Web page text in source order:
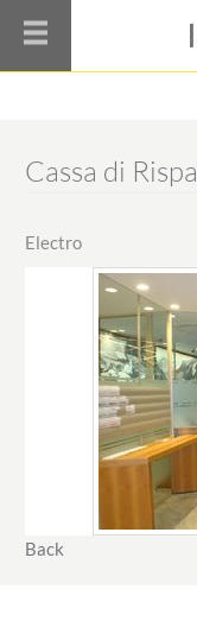
Cassa di
Electro
Back